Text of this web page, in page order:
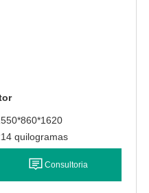
quilogramas
Consultoria